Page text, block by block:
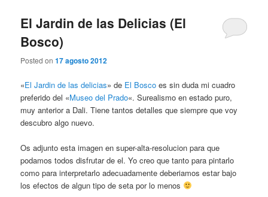
El Jardin de las Delicias (El
Bosco)
Posted on17 agosto 2012
«El Jardin de las delicias» de El Bosco es sin duda mi cuadro
preferido del «Museo del Prado«. Surealismo en estado puro,
muy anterior a Dali. Tiene tantos detalles que siempre que voy
descubro algo nuevo.
Os adjunto esta imagen en super-alta-resolucion para que
podamos todos disfrutar de el. Yo creo que tanto para pintarlo
como para interpretarlo adecuadamente deberiamos estar bajo
los efectos de algun tipo de seta por lo menos